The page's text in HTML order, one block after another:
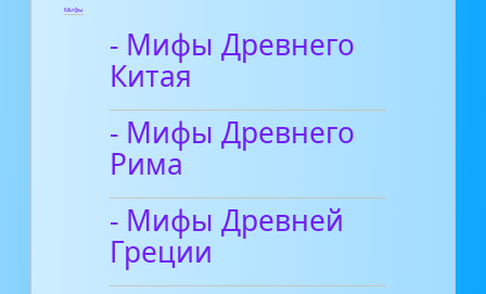
Мифы
- Мифы Древнего
Китая
- Мифы Древнего
Рима
- Мифы Древней
Греции